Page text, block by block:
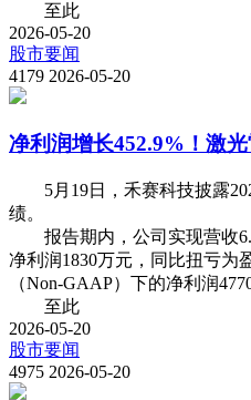
至此
2026-05-20
股市要闻
4179 2026-05-20
净利润增长452.9%！激
5月19日，禾赛科技披露
绩。
报告期内，公司实现营收
净利润1830万元，同比扭亏为
（Non-GAAP）下的净利润
至此
2026-05-20
股市要闻
4975 2026-05-20